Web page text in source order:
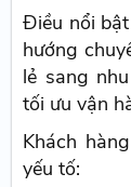
Điều nổi
hướng
lẻ sang
tối ưu vận
Khách
yếu tố: